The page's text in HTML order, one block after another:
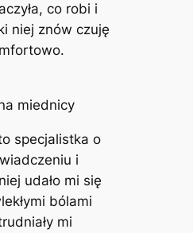
co robi i
niej znów czuję
miednicy
specjalistka o
i
udało mi się
bólami
mi